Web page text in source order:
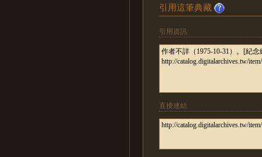
引用這筆典藏
引用資訊
直接連結